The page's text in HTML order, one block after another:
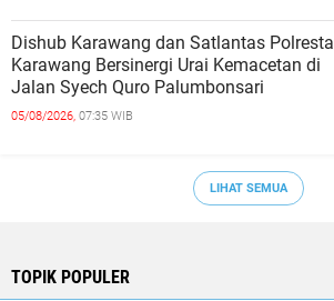
Dishub Karawang dan Satlantas Polresta
Karawang Bersinergi Urai Kemacetan di
Jalan Syech Quro Palumbonsari
05/08/2026, 07:35 WIB
LIHAT SEMUA
TOPIK POPULER